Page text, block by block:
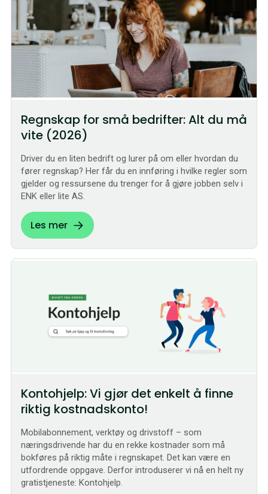
Regnskap for små bedrifter: Alt du må
vite (2026)
Driver du en liten bedrift og lurer på om eller hvordan du
fører regnskap? Her får du en innføring i hvilke regler som
gjelder og ressursene du trenger for å gjøre jobben selv i
ENK eller lite AS.
Les mer
Kontohjelp: Vi gjør det enkelt å finne
riktig kostnadskonto!
Mobilabonnement, verktøy og drivstoff – som
næringsdrivende har du en rekke kostnader som må
bokføres på riktig måte i regnskapet. Det kan være en
utfordrende oppgave. Derfor introduserer vi nå en helt ny
gratistjeneste: Kontohjelp.